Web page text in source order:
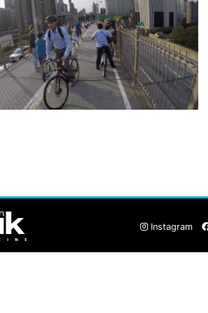
Instagram